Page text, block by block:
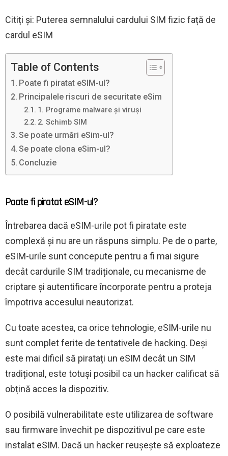
Citiți și: Puterea semnalului cardului SIM fizic față de
cardul eSIM
Table of Contents
Poate fi piratat eSIM-ul?
Principalele riscuri de securitate eSim
1. Programe malware și viruși
2. Schimb SIM
Se poate urmări eSim-ul?
Se poate clona eSim-ul?
Concluzie
Poate fi piratat eSIM-ul?
Întrebarea dacă eSIM-urile pot fi piratate este
complexă și nu are un răspuns simplu. Pe de o parte,
eSIM-urile sunt concepute pentru a fi mai sigure
decât cardurile SIM tradiționale, cu mecanisme de
criptare și autentificare încorporate pentru a proteja
împotriva accesului neautorizat.
Cu toate acestea, ca orice tehnologie, eSIM-urile nu
sunt complet ferite de tentativele de hacking. Deși
este mai dificil să piratați un eSIM decât un SIM
tradițional, este totuși posibil ca un hacker calificat să
obțină acces la dispozitiv.
O posibilă vulnerabilitate este utilizarea de software
sau firmware învechit pe dispozitivul pe care este
instalat eSIM. Dacă un hacker reușește să exploateze